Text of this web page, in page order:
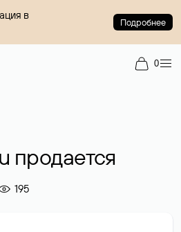
в
Подробнее
0
продается
195